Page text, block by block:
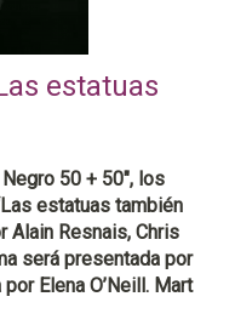
estatuas
50 + 50", los
estatuas también
Alain Resnais, Chris
será presentada por
Elena O’Neill. Mart